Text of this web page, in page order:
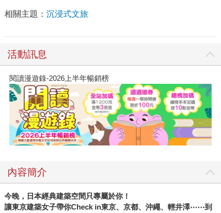
相關主題： 沉浸式文旅
活動訊息
閱讀漫遊錄-2026上半年暢銷榜
內容簡介
今晚，日本經典建築空間只專屬於你！
讓東京建築女子帶你Check in東京、京都、沖繩、輕井澤⋯⋯到